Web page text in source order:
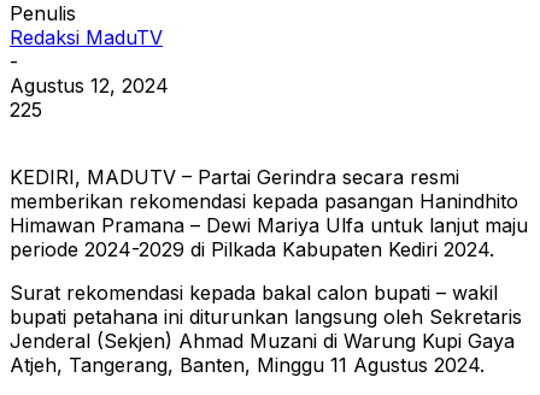
Penulis
Redaksi MaduTV
-
Agustus 12, 2024
225
KEDIRI, MADUTV – Partai Gerindra secara resmi
memberikan rekomendasi kepada pasangan Hanindhito
Himawan Pramana – Dewi Mariya Ulfa untuk lanjut maju
periode 2024-2029 di Pilkada Kabupaten Kediri 2024.
Surat rekomendasi kepada bakal calon bupati – wakil
bupati petahana ini diturunkan langsung oleh Sekretaris
Jenderal (Sekjen) Ahmad Muzani di Warung Kupi Gaya
Atjeh, Tangerang, Banten, Minggu 11 Agustus 2024.